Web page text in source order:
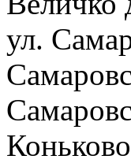
ул.